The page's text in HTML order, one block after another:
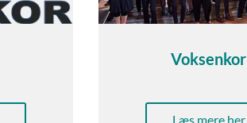
Voksenkor
Læs mere her